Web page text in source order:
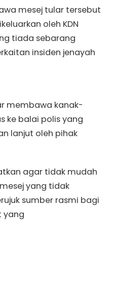
mesej tular tersebut
oleh KDN
tiada sebarang
insiden jenayah
membawa kanak-
ke balai polis yang
lanjut oleh pihak
agar tidak mudah
yang tidak
sumber rasmi bagi
yang